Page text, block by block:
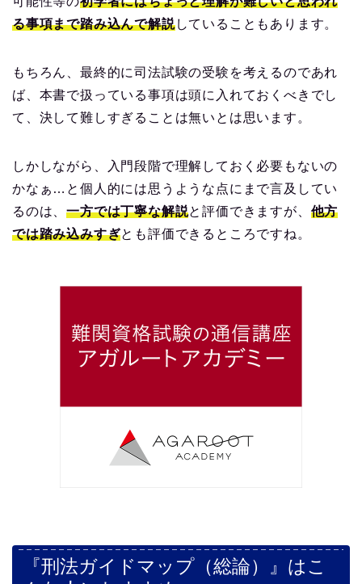
る事項まで踏み込んで解説していることもあります。
もちろん、最終的に司法試験の受験を考えるのであれ
ば、本書で扱っている事項は頭に入れておくべきでし
て、決して難しすぎることは無いとは思います。
しかしながら、入門段階で理解しておく必要もないの
かなぁ…と個人的には思うような点にまで言及してい
るのは、一方では丁寧な解説と評価できますが、 他方
では踏み込みすぎとも評価できるところですね。
『刑法ガイドマップ（総論）』はこ